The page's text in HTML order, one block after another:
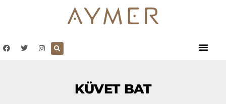
KÜVET BAT